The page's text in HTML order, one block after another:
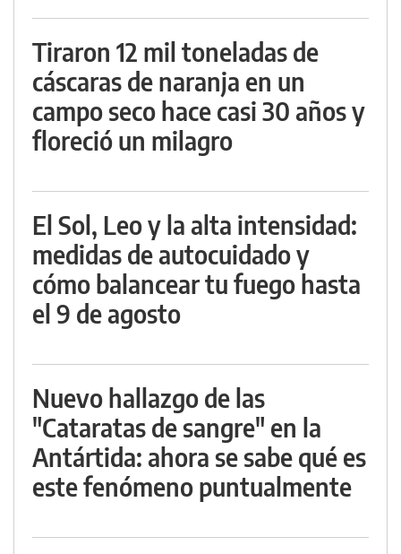
Tiraron 12 mil toneladas de
cáscaras de naranja en un
campo seco hace casi 30 años y
floreció un milagro
El Sol, Leo y la alta intensidad:
medidas de autocuidado y
cómo balancear tu fuego hasta
el 9 de agosto
Nuevo hallazgo de las
"Cataratas de sangre" en la
Antártida: ahora se sabe qué es
este fenómeno puntualmente